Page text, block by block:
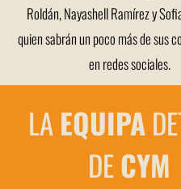
Roldán, Nayashell Ramírez y
quien sabrán un poco más de sus
en redes sociales.
LAEQUIPA
DECYM